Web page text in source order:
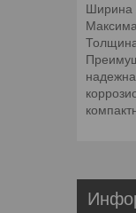
Ширина